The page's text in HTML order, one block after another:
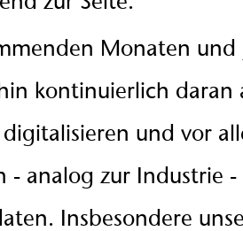
Monaten und
kontinuierlich daran
digitalisieren und vor
- analog zur Industrie
Insbesondere